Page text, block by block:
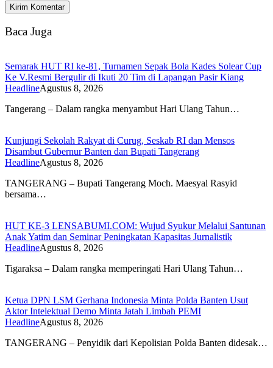
Baca Juga
Semarak HUT RI ke-81, Turnamen Sepak Bola Kades Solear Cup
Ke V.Resmi Bergulir di Ikuti 20 Tim di Lapangan Pasir Kiang
HeadlineAgustus 8, 2026
Tangerang – Dalam rangka menyambut Hari Ulang Tahun…
Kunjungi Sekolah Rakyat di Curug, Seskab RI dan Mensos
Disambut Gubernur Banten dan Bupati Tangerang
HeadlineAgustus 8, 2026
TANGERANG – Bupati Tangerang Moch. Maesyal Rasyid
bersama…
HUT KE-3 LENSABUMI.COM: Wujud Syukur Melalui Santunan
Anak Yatim dan Seminar Peningkatan Kapasitas Jurnalistik
HeadlineAgustus 8, 2026
Tigaraksa – Dalam rangka memperingati Hari Ulang Tahun…
Ketua DPN LSM Gerhana Indonesia Minta Polda Banten Usut
Aktor Intelektual Demo Minta Jatah Limbah PEMI
HeadlineAgustus 8, 2026
TANGERANG – Penyidik dari Kepolisian Polda Banten didesak…